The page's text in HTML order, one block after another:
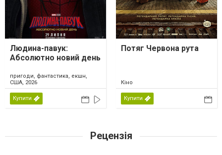
Людина-павук:
Абсолютно новий день
пригоди, фантастика, екшн,
США, 2026
Купити
Потяг Червона рута
Кіно
Купити
Рецензія